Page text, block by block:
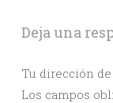
Deja una
Tu dirección
Los campos